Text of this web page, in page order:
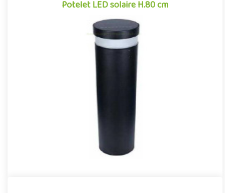
Potelet LED solaire H.80 cm
Potelet LED solaire H.80 cm
Potelet pour aménagements extérieurs avec éclairage LED
intégré. Borne lumineuse de 80 centimètres de hauteur, avec
Offre partenaire